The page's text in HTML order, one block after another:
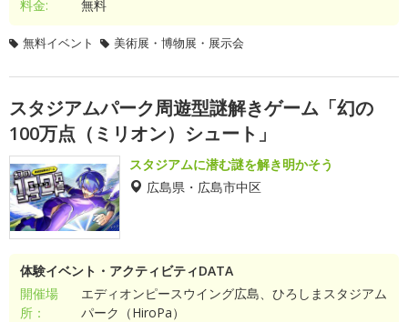
料金:
無料
無料イベント 美術展・博物展・展示会
スタジアムパーク周遊型謎解きゲーム「幻の
100万点（ミリオン）シュート」
スタジアムに潜む謎を解き明かそう
広島県・広島市中区
体験イベント・アクティビティDATA
開催場
所：
エディオンピースウイング広島、ひろしまスタジアム
パーク（HiroPa）